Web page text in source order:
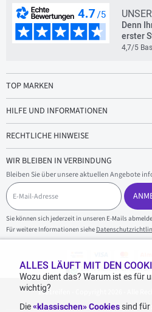
Denn
erster
4,7/5
TOP MARKEN
HILFE UND INFORMATIONEN
RECHTLICHE HINWEISE
WIR BLEIBEN IN VERBINDUNG
Bleiben Sie über unsere aktuellen Angebote
E
-
M
a
i
l
Sie können sich jederzeit in unseren E-Mails
Für weitere Informationen siehe
100 % sicherer Einkauf
1001reifen - Copyright 2026 - Alle
ALLES LÄUFT MIT DEN
Wozu dient das? Warum ist es für
wichtig?
Die«klassischen» Cookiessind für